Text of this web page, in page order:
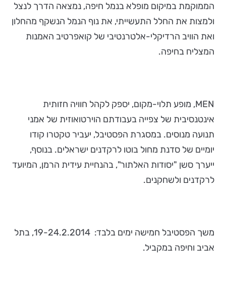
הממוקמת במיקום מופלא בנמל חיפה, נמצאה הדרך לנצל
ולמצות את החלל התעשייתי, את נוף הנמל הנשקף מהחלון
ואת הוויב הרדיקלי-אלטרנטיבי של קואפרטיב האמנות
המצליח בחיפה.
MEN, מופע תלוי-מקום, יספק לקהל חוויה חזותית
אינטנסיבית של צפייה בעבודתם הוירטואוזית של אמני
תנועה מנוסים. במסגרת הפסטיבל, יעביר טקטרו קודו
יומיים של סדנת מחול בוטו לרקדנים ישראלים. בנוסף,
ייערך סשן "יסודות האלתור", בהנחיית עידית הרמן, המיועד
לרקדנים ולשחקנים.
משך הפסטיבל חמישה ימים בלבד: 19-24.2.2014, בתל
אביב וחיפה במקביל.